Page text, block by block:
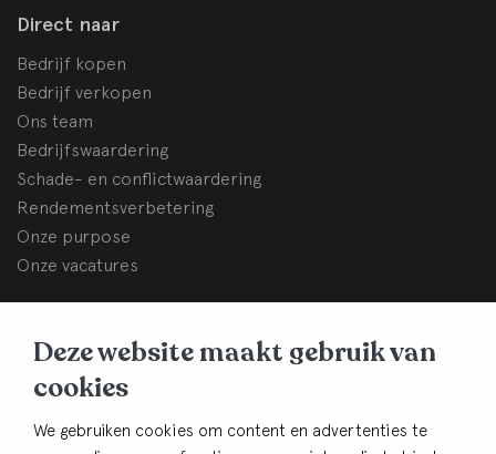
Deze website maakt gebruik van
cookies
We gebruiken cookies om content en advertenties te
Direct naar
Bedrijf kopen
Bedrijf verkopen
Ons team
Bedrijfswaardering
Schade- en conflictwaardering
Rendementsverbetering
Onze purpose
Onze vacatures
Korte Brinkweg 37c
3761 EC Soest
Contact